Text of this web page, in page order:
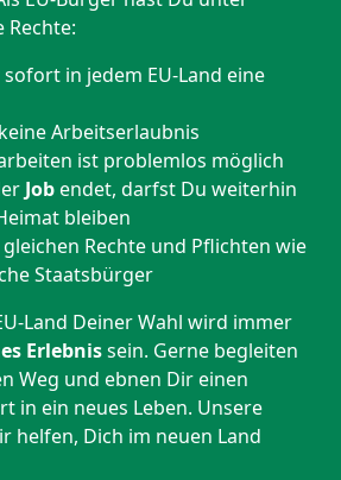
in jedem EU-Land eine
Arbeitserlaubnis
ist problemlos möglich
Jobendet, darfst Du weiterhin
bleiben
Rechte und Pflichten wie
Staatsbürger
Land Deiner Wahl wird immer
Erlebnissein. Gerne begleiten
Weg und ebnen Dir einen
in ein neues Leben. Unsere
helfen, Dich im neuen Land